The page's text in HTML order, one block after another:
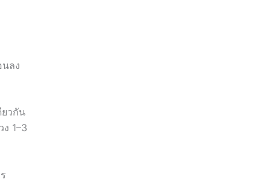
ลง
วกัน
1–3